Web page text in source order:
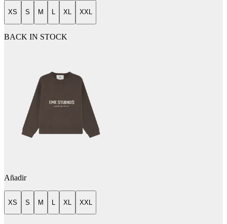
XS S M L XL XXL
BACK IN STOCK
Añadir
XS S M L XL XXL